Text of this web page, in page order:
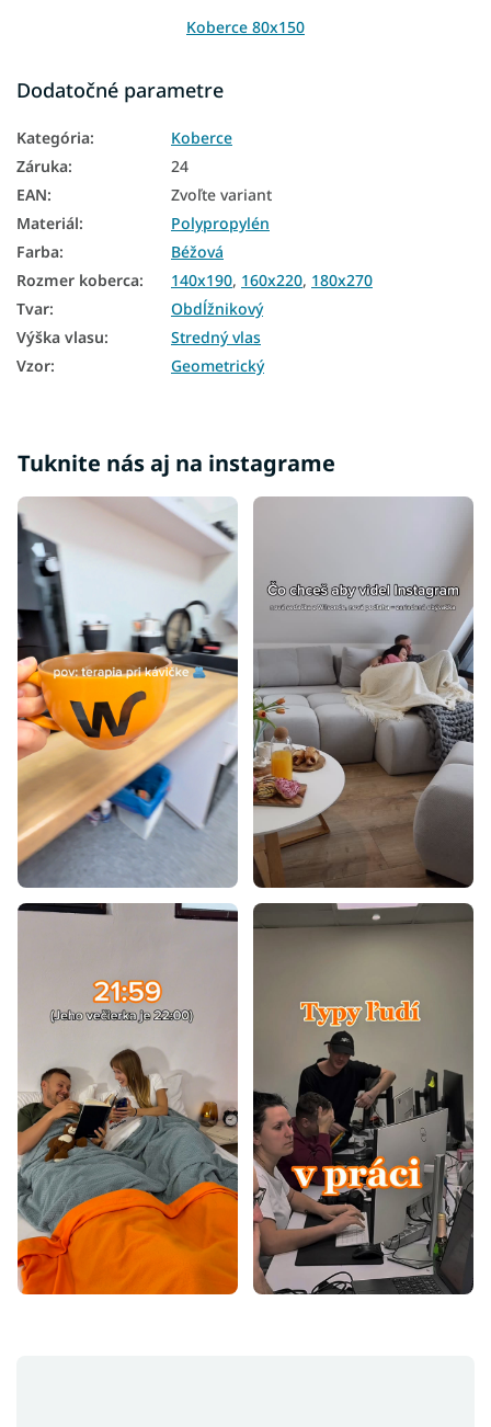
Koberce 80x150
Koberce 140x190
Koberce 160x220
Koberce 200x290
Koberce 240x330
Dodatočné parametre
Kategória:
Koberce
Záruka:
24
EAN:
Zvoľte variant
Materiál:
Polypropylén
Farba:
Béžová
Rozmer koberca: 140x190, 160x220, 180x270
Tvar:
Obdĺžnikový
Výška vlasu:
Stredný vlas
Vzor: Geometrický
Tuknite nás aj na instagrame